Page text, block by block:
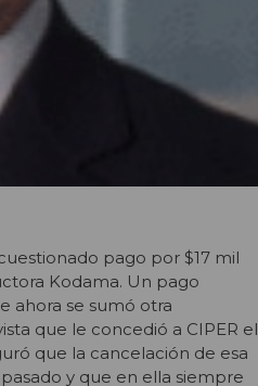
pago por $17 mil
Kodama. Un pago
ahora se sumó otra
que le concedió a CIPER el
que la cancelación de esa
y que en ella siempre